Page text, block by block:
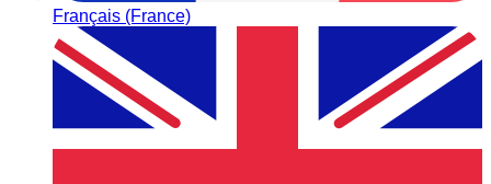
Français (France)